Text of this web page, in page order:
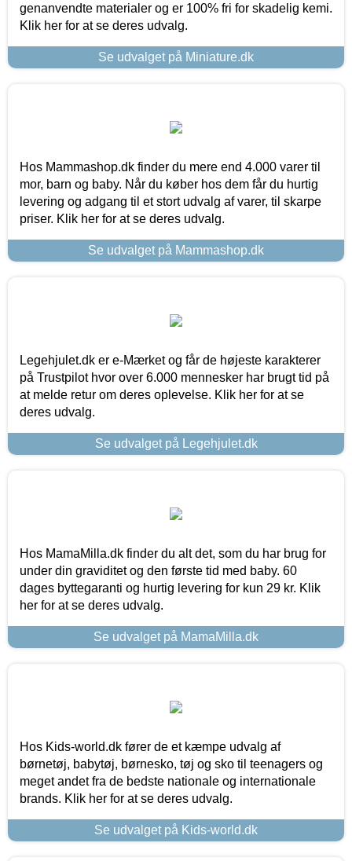
genanvendte materialer og er 100% fri for skadelig kemi.
Klik her for at se deres udvalg.
Se udvalget på Miniature.dk
Hos Mammashop.dk finder du mere end 4.000 varer til
mor, barn og baby. Når du køber hos dem får du hurtig
levering og adgang til et stort udvalg af varer, til skarpe
priser. Klik her for at se deres udvalg.
Se udvalget på Mammashop.dk
Legehjulet.dk er e-Mærket og får de højeste karakterer
på Trustpilot hvor over 6.000 mennesker har brugt tid på
at melde retur om deres oplevelse. Klik her for at se
deres udvalg.
Se udvalget på Legehjulet.dk
Hos MamaMilla.dk finder du alt det, som du har brug for
under din graviditet og den første tid med baby. 60
dages byttegaranti og hurtig levering for kun 29 kr. Klik
her for at se deres udvalg.
Se udvalget på MamaMilla.dk
Hos Kids-world.dk fører de et kæmpe udvalg af
børnetøj, babytøj, børnesko, tøj og sko til teenagers og
meget andet fra de bedste nationale og internationale
brands. Klik her for at se deres udvalg.
Se udvalget på Kids-world.dk